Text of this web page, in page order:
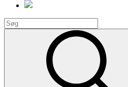
Search
for: